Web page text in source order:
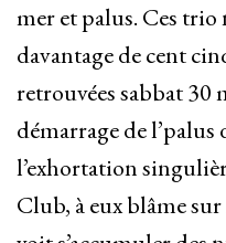
mer et palus. Ces
davantage de cent
retrouvées sabbat 30
démarrage de
l’exhortation
Club, à eux blâme